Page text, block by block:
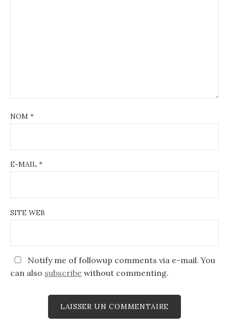
NOM *
E-MAIL *
SITE WEB
Notify me of followup comments via e-mail. You
can also subscribe without commenting.